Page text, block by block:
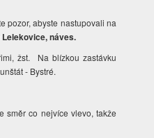
pozor, abyste nastupovali na
Lelekovice, náves.
žst. Na blízkou zastávku
- Bystré.
směr co nejvíce vlevo, takže